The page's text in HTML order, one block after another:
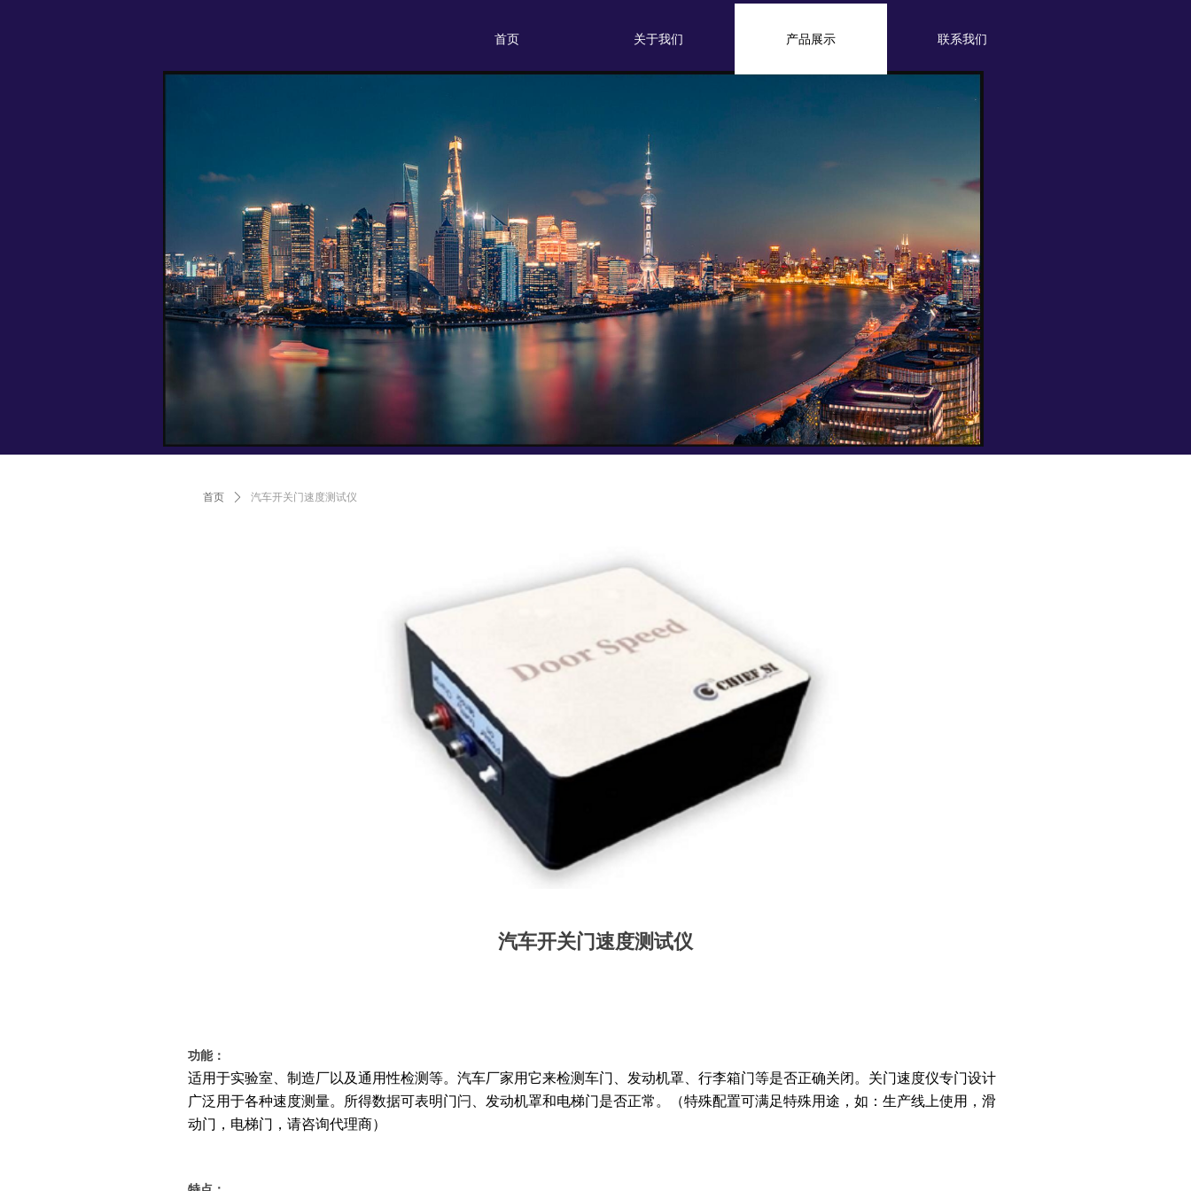
首页 关于我们 产品展示 联系我们
首页 ꄲ 汽车开关门速度测试仪
汽车开关门速度测试仪
功能：
适用于实验室、制造厂以及通用性检测等。汽车厂家用它来检测车门、发动机罩、行李箱门等是否正确关闭。关门速度仪专门设计
广泛用于各种速度测量。所得数据可表明门闩、发动机罩和电梯门是否正常。（特殊配置可满足特殊用途，如：生产线上使用，滑
动门，电梯门，请咨询代理商）